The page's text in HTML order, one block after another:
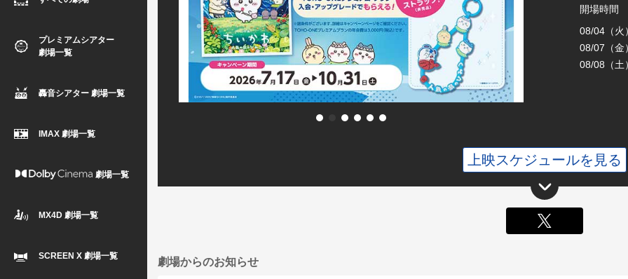
プレミアムシアター
劇場一覧
轟音シアター 劇場一覧
IMAX 劇場一覧
劇場一覧
MX4D 劇場一覧
SCREEN X 劇場一覧
開場時間
08/04（
08/07（
08/08（
上映スケジュールを見る
劇場からのお知らせ